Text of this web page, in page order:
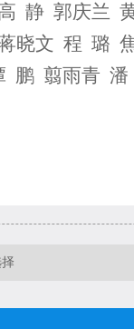
静 郭庆兰
晓文 程 璐
鹏 翦雨青